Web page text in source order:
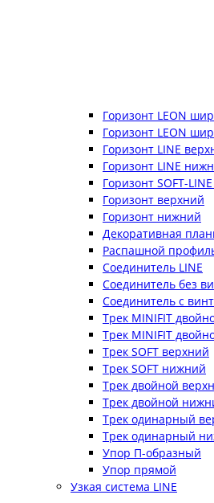
Горизонт LEON
Горизонт LEON
Горизонт LINE
Горизонт LINE
Горизонт SOFT-
Горизонт верхний
Горизонт нижний
Декоративная
Распашной
Соединитель LINE
Соединитель без
Соединитель с
Трек MINIFIT
Трек MINIFIT
Трек SOFT верхний
Трек SOFT нижний
Трек двойной
Трек двойной
Трек одинарный
Трек одинарный
Упор П-образный
Упор прямой
Узкая система LINE